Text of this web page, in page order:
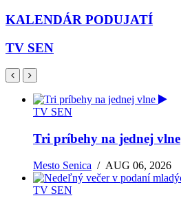
KALENDÁR PODUJATÍ
TV SEN
TV SEN
Tri príbehy na jednej vlne
Mesto Senica /AUG 06, 2026
TV SEN